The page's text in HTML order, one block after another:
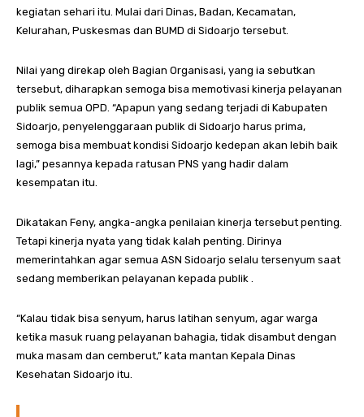
kegiatan sehari itu. Mulai dari Dinas, Badan, Kecamatan,
Kelurahan, Puskesmas dan BUMD di Sidoarjo tersebut.
Nilai yang direkap oleh Bagian Organisasi, yang ia sebutkan
tersebut, diharapkan semoga bisa memotivasi kinerja pelayanan
publik semua OPD. “Apapun yang sedang terjadi di Kabupaten
Sidoarjo, penyelenggaraan publik di Sidoarjo harus prima,
semoga bisa membuat kondisi Sidoarjo kedepan akan lebih baik
lagi,” pesannya kepada ratusan PNS yang hadir dalam
kesempatan itu.
Dikatakan Feny, angka-angka penilaian kinerja tersebut penting.
Tetapi kinerja nyata yang tidak kalah penting. Dirinya
memerintahkan agar semua ASN Sidoarjo selalu tersenyum saat
sedang memberikan pelayanan kepada publik .
“Kalau tidak bisa senyum, harus latihan senyum, agar warga
ketika masuk ruang pelayanan bahagia, tidak disambut dengan
muka masam dan cemberut,” kata mantan Kepala Dinas
Kesehatan Sidoarjo itu.